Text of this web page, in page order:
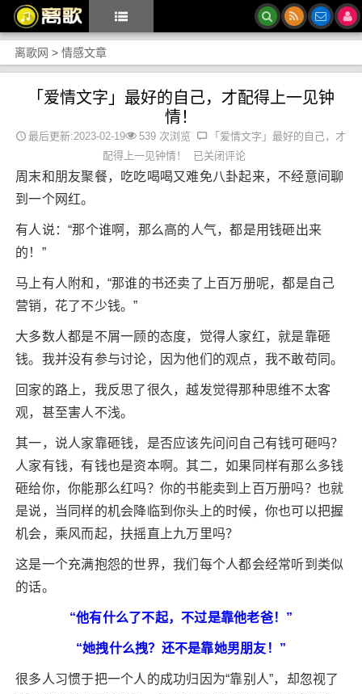
离歌网 > 情感文章
「爱情文字」最好的自己，才配得上一见钟
情！
最后更新:2023-02-19 539 次浏览
「爱情文字」最好的自己，才
配得上一见钟情！
已关闭评论
周末和朋友聚餐，吃吃喝喝又难免八卦起来，不经意间聊
到一个网红。
有人说：“那个谁啊，那么高的人气，都是用钱砸出来
的！”
马上有人附和，“那谁的书还卖了上百万册呢，都是自己
营销，花了不少钱。”
大多数人都是不屑一顾的态度，觉得人家红，就是靠砸
钱。我并没有参与讨论，因为他们的观点，我不敢苟同。
回家的路上，我反思了很久，越发觉得那种思维不太客
观，甚至害人不浅。
其一，说人家靠砸钱，是否应该先问问自己有钱可砸吗？
人家有钱，有钱也是资本啊。其二，如果同样有那么多钱
砸给你，你能那么红吗？你的书能卖到上百万册吗？也就
是说，当同样的机会降临到你头上的时候，你也可以把握
机会，乘风而起，扶摇直上九万里吗？
这是一个充满抱怨的世界，我们每个人都会经常听到类似
的话。
“他有什么了不起，不过是靠他老爸！”
“她拽什么拽？还不是靠她男朋友！”
很多人习惯于把一个人的成功归因为“靠别人”，却忽视了